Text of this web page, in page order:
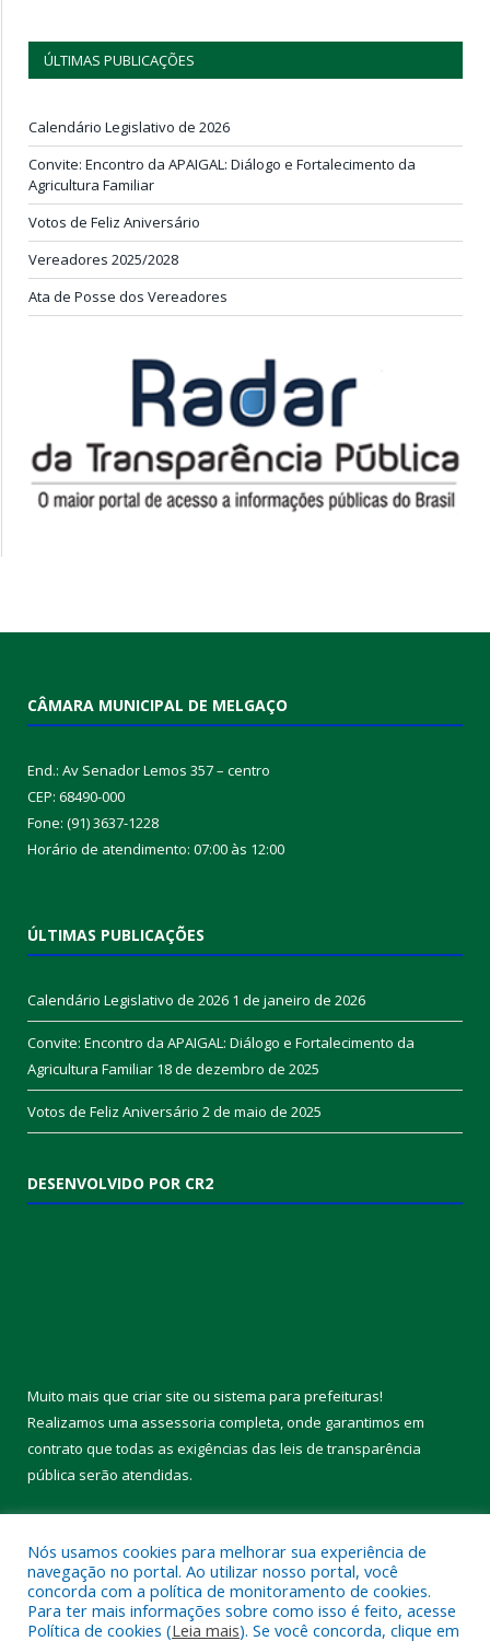
ÚLTIMAS PUBLICAÇÕES
Calendário Legislativo de 2026
Convite: Encontro da APAIGAL: Diálogo e Fortalecimento da
Agricultura Familiar
Votos de Feliz Aniversário
Vereadores 2025/2028
Ata de Posse dos Vereadores
CÂMARA MUNICIPAL DE MELGAÇO
End.: Av Senador Lemos 357 – centro
CEP: 68490-000
Fone: (91) 3637-1228
Horário de atendimento: 07:00 às 12:00
ÚLTIMAS PUBLICAÇÕES
Calendário Legislativo de 2026 1 de janeiro de 2026
Convite: Encontro da APAIGAL: Diálogo e Fortalecimento da
Agricultura Familiar 18 de dezembro de 2025
Votos de Feliz Aniversário 2 de maio de 2025
DESENVOLVIDO POR CR2
Muito mais que criar site ou sistema para prefeituras!
Realizamos uma assessoria completa, onde garantimos em
contrato que todas as exigências das leis de transparência
pública serão atendidas.
Nós usamos cookies para melhorar sua experiência de
navegação no portal. Ao utilizar nosso portal, você
concorda com a política de monitoramento de cookies.
Para ter mais informações sobre como isso é feito, acesse
Política de cookies (Leia mais). Se você concorda, clique em